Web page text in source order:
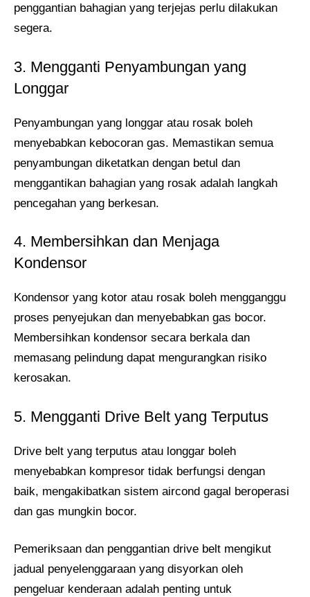
penggantian bahagian yang terjejas perlu dilakukan
segera.
3. Mengganti Penyambungan yang
Longgar
Penyambungan yang longgar atau rosak boleh
menyebabkan kebocoran gas. Memastikan semua
penyambungan diketatkan dengan betul dan
menggantikan bahagian yang rosak adalah langkah
pencegahan yang berkesan.
4. Membersihkan dan Menjaga
Kondensor
Kondensor yang kotor atau rosak boleh mengganggu
proses penyejukan dan menyebabkan gas bocor.
Membersihkan kondensor secara berkala dan
memasang pelindung dapat mengurangkan risiko
kerosakan.
5. Mengganti Drive Belt yang Terputus
Drive belt yang terputus atau longgar boleh
menyebabkan kompresor tidak berfungsi dengan
baik, mengakibatkan sistem aircond gagal beroperasi
dan gas mungkin bocor.
Pemeriksaan dan penggantian drive belt mengikut
jadual penyelenggaraan yang disyorkan oleh
pengeluar kenderaan adalah penting untuk